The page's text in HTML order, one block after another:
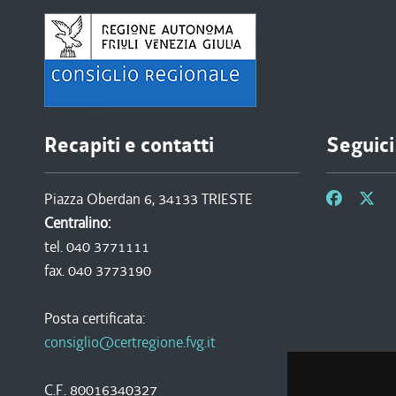
Recapiti e contatti
Piazza Oberdan 6, 34133 TRIESTE
Centralino:
tel. 040 3771111
fax. 040 3773190
Posta certificata:
consiglio@certregione.fvg.it
C.F. 80016340327